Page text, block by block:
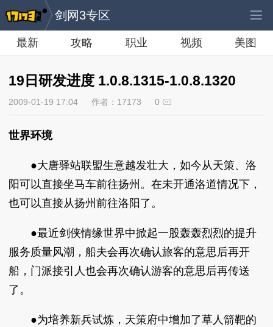
剑网3专区
最新 攻略 职业 视频 美图
19日研发进度 1.0.8.1315-1.0.8.1320
2009-01-19 17:04 作者：17173 0
世界环境
●大唐驿站联盟生意越发壮大，如今从天策、洛
阳可以直接坐马车前往扬州。在未开通洛道情况下，
也可以直接从扬州前往洛阳了。
●最近剑侠情缘世界中掀起一股轰轰烈烈的提升
服务质量风潮，船夫会再次确认旅客的意思后再开
船，门派接引人也会再次确认游客的意思后再传送
了。
●为培养新兵试炼，天策府中增加了草人箭靶的